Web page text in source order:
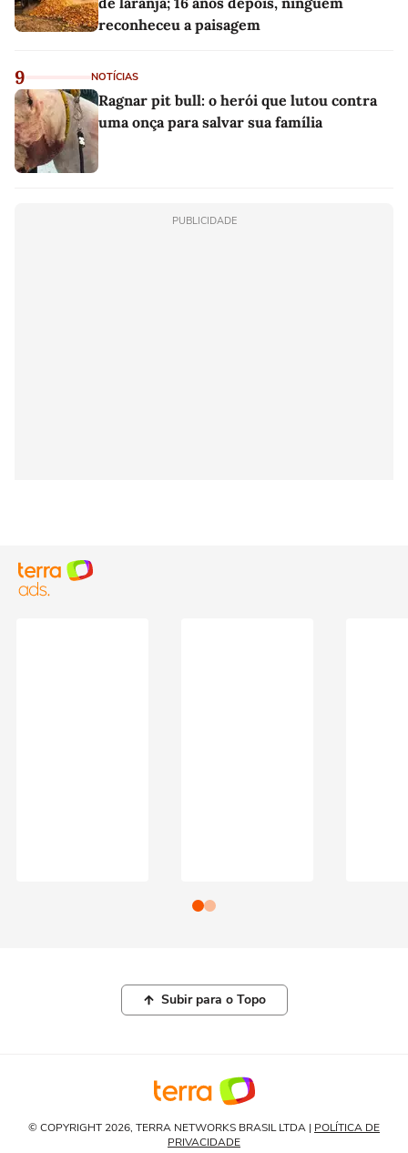
reconheceu a paisagem
9 NOTÍCIAS
Ragnar pit bull: o herói que lutou contra
uma onça para salvar sua família
PUBLICIDADE
Subir para o Topo
© COPYRIGHT 2026, TERRA NETWORKS BRASIL LTDA | POLÍTICA DE
PRIVACIDADE